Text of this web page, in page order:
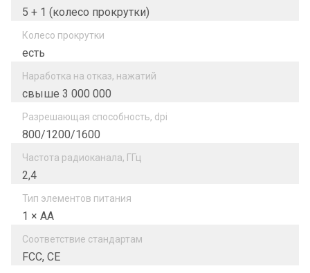
5 + 1 (колесо прокрутки)
Колесо прокрутки
есть
Наработка на отказ, нажатий
свыше 3 000 000
Разрешающая способность, dpi
800/1200/1600
Частота радиоканала, ГГц
2,4
Тип элементов питания
1 × AA
Соответствие стандартам
FCC, CE